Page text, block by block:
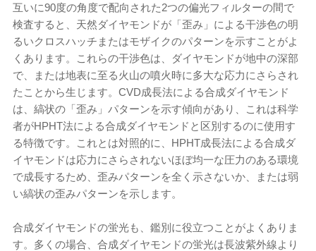
互いに90度の角度で配向された2つの偏光フィルターの間で
検査すると、天然ダイヤモンドが「歪み」による干渉色の明
るいクロスハッチまたはモザイクのパターンを示すことがよ
くあります。これらの干渉色は、ダイヤモンドが地中の深部
で、または地表に至る火山の噴火時に多大な応力にさらされ
たことから生じます。CVD成長法による合成ダイヤモンド
は、縞状の「歪み」パターンを示す傾向があり、これは科学
者がHPHT法による合成ダイヤモンドと区別するのに使用す
る特徴です。これとは対照的に、HPHT成長法による合成ダ
イヤモンドは応力にさらされないほぼ均一な圧力のある環境
で成長するため、歪みパターンを全く示さないか、または弱
い縞状の歪みパターンを示します。
合成ダイヤモンドの蛍光も、鑑別に役立つことがよくありま
す。多くの場合、合成ダイヤモンドの蛍光は長波紫外線より